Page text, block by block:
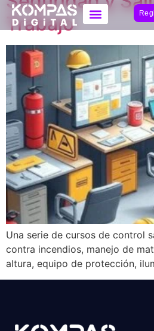
Trabajo
Una serie de cursos de control
contra incendios, manejo de
altura, equipo de protección,